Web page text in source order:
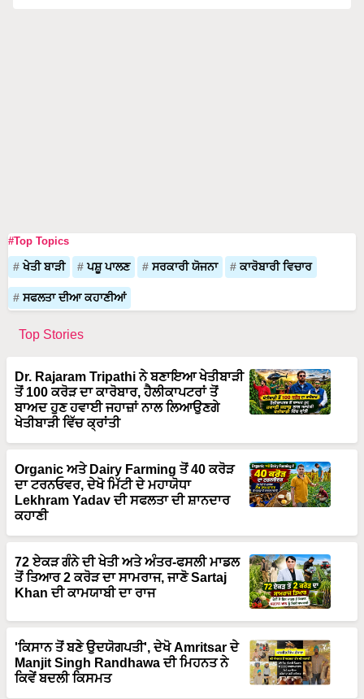
#Top Topics
ਖੇਤੀ ਬਾੜੀ ਪਸ਼ੂ ਪਾਲਣ ਸਰਕਾਰੀ ਯੋਜਨਾ ਕਾਰੋਬਾਰੀ ਵਿਚਾਰ
ਸਫਲਤਾ ਦੀਆ ਕਹਾਣੀਆਂ
Top Stories
Dr. Rajaram Tripathi ਨੇ ਬਣਾਇਆ ਖੇਤੀਬਾੜੀ
ਤੋਂ 100 ਕਰੋੜ ਦਾ ਕਾਰੋਬਾਰ, ਹੈਲੀਕਾਪਟਰਾਂ ਤੋਂ
ਬਾਅਦ ਹੁਣ ਹਵਾਈ ਜਹਾਜ਼ਾਂ ਨਾਲ ਲਿਆਉਣਗੇ
ਖੇਤੀਬਾੜੀ ਵਿੱਚ ਕ੍ਰਾਂਤੀ
Organic ਅਤੇ Dairy Farming ਤੋਂ 40 ਕਰੋੜ
ਦਾ ਟਰਨਓਵਰ, ਦੇਖੋ ਮਿੱਟੀ ਦੇ ਮਹਾਯੋਧਾ
Lekhram Yadav ਦੀ ਸਫਲਤਾ ਦੀ ਸ਼ਾਨਦਾਰ
ਕਹਾਣੀ
72 ਏਕੜ ਗੰਨੇ ਦੀ ਖੇਤੀ ਅਤੇ ਅੰਤਰ-ਫਸਲੀ ਮਾਡਲ
ਤੋਂ ਤਿਆਰ 2 ਕਰੋੜ ਦਾ ਸਾਮਰਾਜ, ਜਾਣੋ Sartaj
Khan ਦੀ ਕਾਮਯਾਬੀ ਦਾ ਰਾਜ
'ਕਿਸਾਨ ਤੋਂ ਬਣੇ ਉਦਯੋਗਪਤੀ', ਦੇਖੋ Amritsar ਦੇ
Manjit Singh Randhawa ਦੀ ਮਿਹਨਤ ਨੇ
ਕਿਵੇਂ ਬਦਲੀ ਕਿਸਮਤ